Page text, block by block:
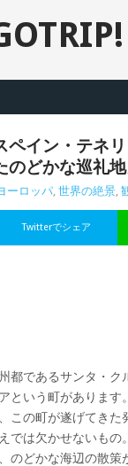
ペイン・テネリ
のどかな巡礼
ーロッパ, 世界の絶景,
Twitterでシェア
都であるサンタ・ク
という町があります
この町が遂げてきた
では欠かせないもの
のどかな海辺の散策